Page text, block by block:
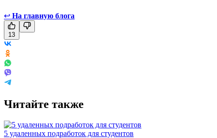
↩ На главную блога
13
Читайте также
5 удаленных подработок для студентов